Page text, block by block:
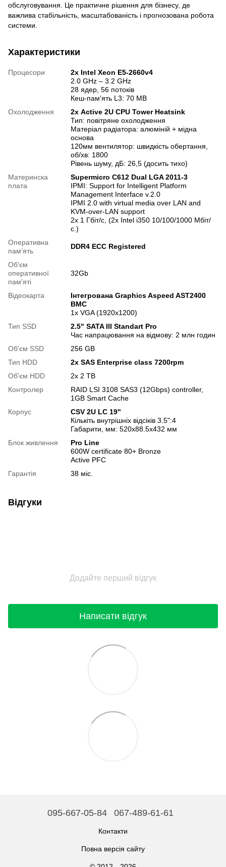
обслуговування. Це практичне рішення для бізнесу, де
важлива стабільність, масштабованість і прогнозована робота
системи.
Характеристики
Процесори
2х Intel Xeon E5-2660v4
2.0 GHz – 3.2 GHz
28 ядер, 56 потоків
Кеш-пам'ять L3: 70 MB
Охолодження
2х Active 2U CPU Tower Heatsink
Тип: повітряне охолодження
Матеріал радіатора: алюміній + мідна
основа
120мм вентилятор: швидкість обертання,
об/хв: 1800
Рівень шуму, дБ: 26,5 (досить тихо)
Материнска
плата
Supermicro C612 Dual LGA 2011-3
IPMI: Support for Intelligent Platform
Management Interface v.2.0
IPMI 2.0 with virtual media over LAN and
KVM-over-LAN support
2x 1 Гбіт/с, (2х Intel i350 10/100/1000 Мбіт/
с.)
Оперативна
памʼять
DDR4 ECC Registered
Об'єм
оперативної
пам'яті
32Gb
Відеокарта
Інтегрована Graphics Aspeed AST2400
BMC
1x VGA (1920x1200)
Тип SSD
2.5" SATA III Standart Pro
Час напрацювання на відмову: 2 млн годин
Об'єм SSD
256 GB
Тип HDD
2x SAS Enterprise class 7200rpm
Об'єм HDD
2х 2 TB
Контролер
RAID LSI 3108 SAS3 (12Gbps) controller,
1GB Smart Cache
Корпус
CSV 2U LC 19"
Кількіть внутрішніх відсіків 3.5":4
Габарити, мм: 520x88.5x432 мм
Блок живлення
Pro Line
600W certificate 80+ Bronze
Active PFC
Гарантія
38 міс.
Відгуки
Додайте перший відгук
Написати відгук
095-667-05-84 067-489-61-61
Контакти
Повна версія сайту